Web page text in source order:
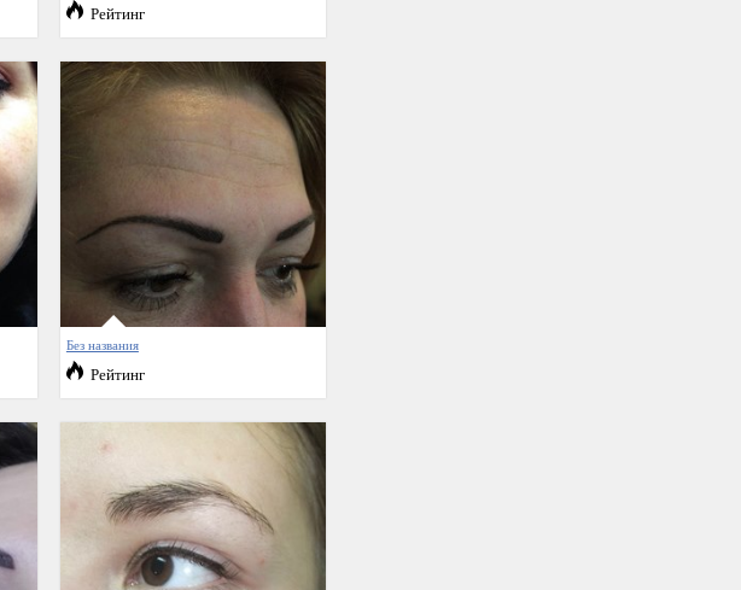
Рейтинг
Без названия
Рейтинг